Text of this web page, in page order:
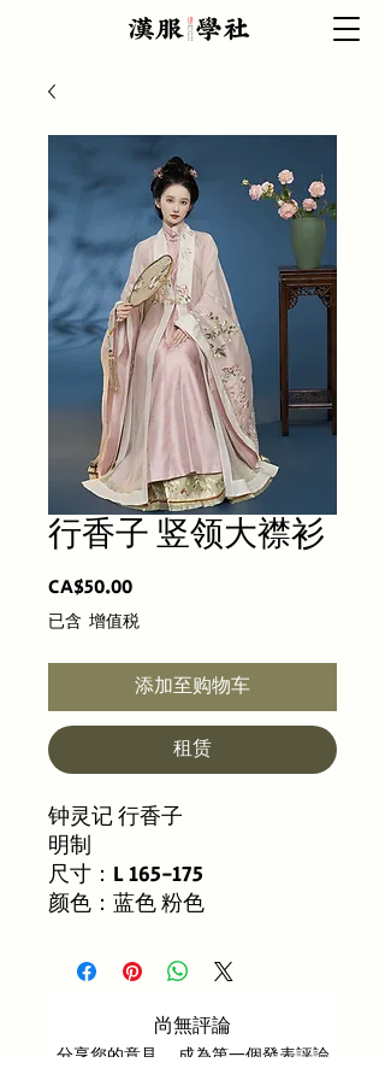
行香子 竖领大襟衫
CA$50.00價
格
已含 增值税
添加至购物车
租赁
钟灵记 行香子
明制
尺寸：L 165-175
颜色：蓝色 粉色
尚無評論
分享您的意見。 成為第一個發表評論